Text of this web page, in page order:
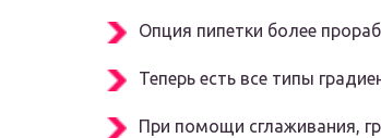
Опция пипетки более
Теперь есть все типы
При помощи сглаживания,